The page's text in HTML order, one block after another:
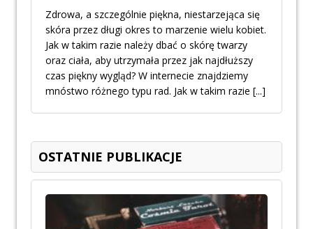
Zdrowa, a szczególnie piękna, niestarzejąca się
skóra przez długi okres to marzenie wielu kobiet.
Jak w takim razie należy dbać o skórę twarzy
oraz ciała, aby utrzymała przez jak najdłuższy
czas piękny wygląd? W internecie znajdziemy
mnóstwo różnego typu rad. Jak w takim razie [...]
OSTATNIE PUBLIKACJE